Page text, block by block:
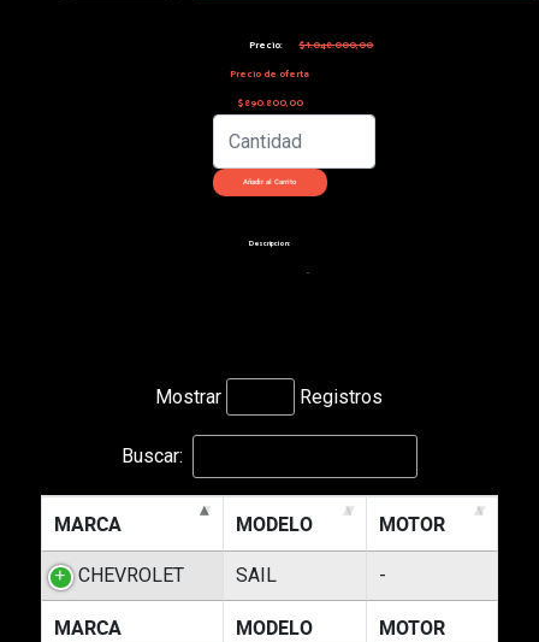
Precio:
$1.048.000,00
Precio de oferta
$890.800,00
Descripcion:
-
Mostrar Registros
Buscar:
MARCA MODELO MOTOR
CHEVROLET SAIL -
MARCA MODELO MOTOR